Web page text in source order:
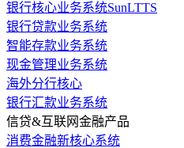
银行核心业务系统SunLTTS
银行贷款业务系统
智能存款业务系统
现金管理业务系统
海外分行核心
银行汇款业务系统
信贷&互联网金融产品
消费金融新核心系统